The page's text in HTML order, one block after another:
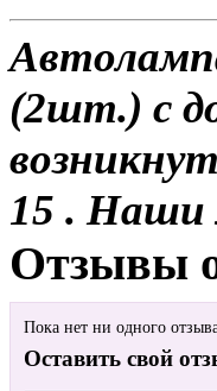
(2шт.) с
15 . Наши
Отзывы
Пока нет ни одного
Оставить свой